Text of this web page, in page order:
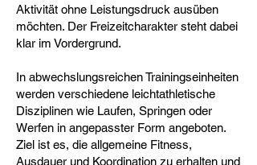
Aktivität ohne Leistungsdruck ausüben
möchten. Der Freizeitcharakter steht dabei
klar im Vordergrund.
In abwechslungsreichen Trainingseinheiten
werden verschiedene leichtathletische
Disziplinen wie Laufen, Springen oder
Werfen in angepasster Form angeboten.
Ziel ist es, die allgemeine Fitness,
Ausdauer und Koordination zu erhalten und